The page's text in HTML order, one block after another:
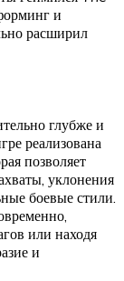
и
расширил
глубже и
реализована
позволяет
уклонения
боевые стили.
или находя
и